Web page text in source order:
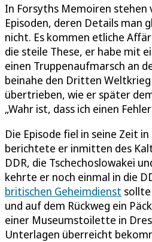
In Forsyths Memoiren stehen
Episoden, deren Details man
nicht. Es kommen etliche
die steile These, er habe mit
einen Truppenaufmarsch an
beinahe den Dritten
übertrieben, wie er später
„Wahr ist, dass ich einen
Die Episode fiel in seine Zeit
berichtete er inmitten des
DDR, die Tschechoslowakei
kehrte er noch einmal in die
britischen Geheimdienst
und auf dem Rückweg ein
einer Museumstoilette in
Unterlagen überreicht